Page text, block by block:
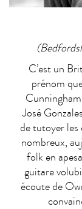
C’est un
prénom
José
de tutoyer les
nombreux,
folk en
guitare
écoute de